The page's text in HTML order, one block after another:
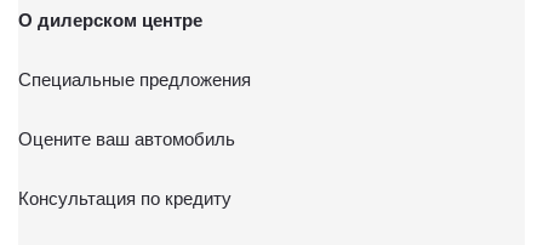
О дилерском центре
Специальные предложения
Оцените ваш автомобиль
Консультация по кредиту